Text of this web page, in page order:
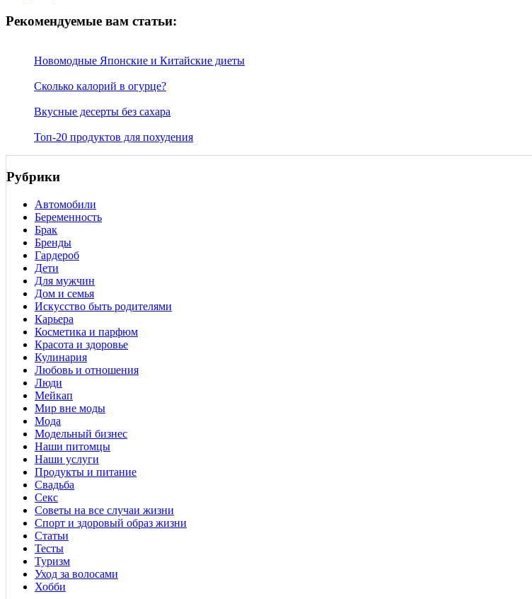
Рекомендуемые вам статьи:
Новомодные Японские и Китайские диеты
Сколько калорий в огурце?
Вкусные десерты без сахара
Топ-20 продуктов для похудения
Рубрики
Автомобили
Беременность
Брак
Бренды
Гардероб
Дети
Для мужчин
Дом и семья
Искусство быть родителями
Карьера
Косметика и парфюм
Красота и здоровье
Кулинария
Любовь и отношения
Люди
Мейкап
Мир вне моды
Мода
Модельный бизнес
Наши питомцы
Наши услуги
Продукты и питание
Свадьба
Секс
Советы на все случаи жизни
Спорт и здоровый образ жизни
Статьи
Тесты
Туризм
Уход за волосами
Хобби